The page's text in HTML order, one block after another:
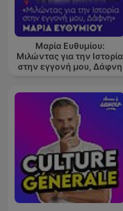
Μαρία Ευθυμίου:
Μιλώντας για την Ιστορία
στην εγγονή μου, Δάφνη